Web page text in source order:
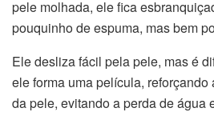
pele molhada, ele fica
pouquinho de espuma, mas bem
Ele desliza fácil pela pele, mas é
ele forma uma película,
da pele, evitando a perda de água